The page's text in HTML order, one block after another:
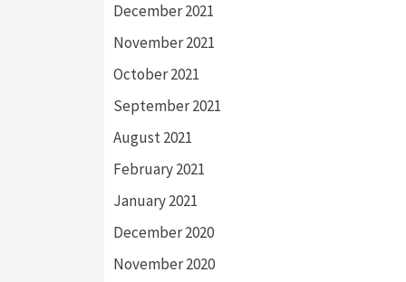
December 2021
November 2021
October 2021
September 2021
August 2021
February 2021
January 2021
December 2020
November 2020